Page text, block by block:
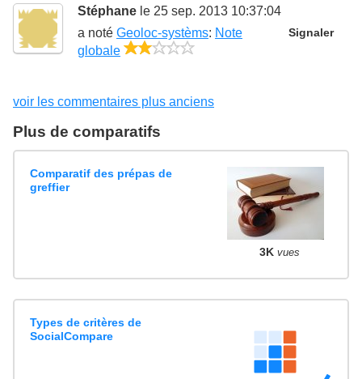
Stéphane le 25 sep. 2013 10:37:04
Signaler
a noté Geoloc-systèms: Note
globale
voir les commentaires plus anciens
Plus de comparatifs
Comparatif des prépas de
greffier
3K vues
Types de critères de
SocialCompare